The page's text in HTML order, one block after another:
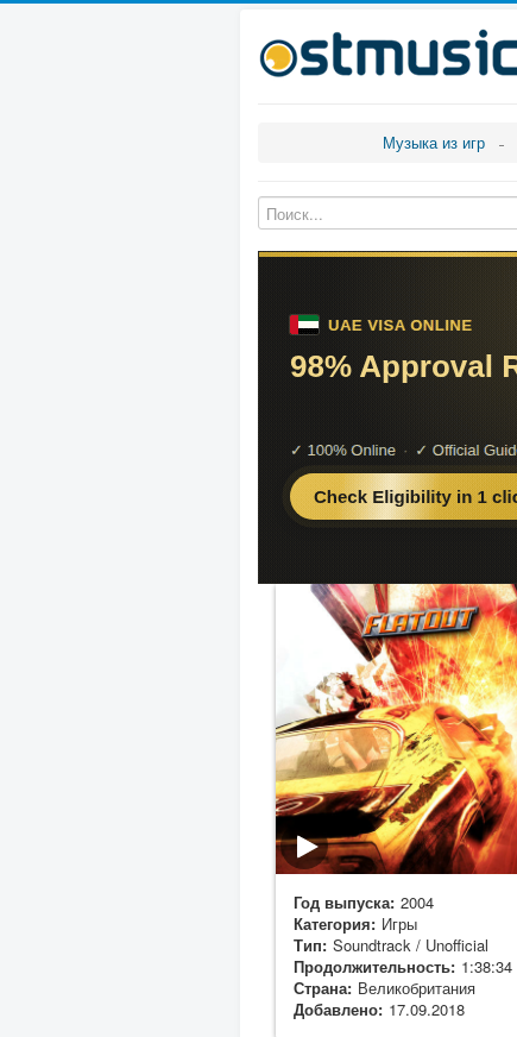
Музыка из игр
Год выпуска: 2004
Категория: Игры
Тип: Soundtrack / Unofficial
Продолжительность: 1:38:34
Страна: Великобритания
Добавлено: 17.09.2018